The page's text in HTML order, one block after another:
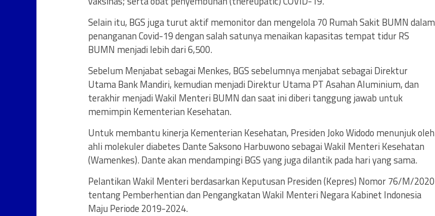
Selain itu, BGS juga turut aktif memonitor dan mengelola 70 Rumah Sakit BUMN dalam
penanganan Covid-19 dengan salah satunya menaikan kapasitas tempat tidur RS
BUMN menjadi lebih dari 6,500.
Sebelum Menjabat sebagai Menkes, BGS sebelumnya menjabat sebagai Direktur
Utama Bank Mandiri, kemudian menjadi Direktur Utama PT Asahan Aluminium, dan
terakhir menjadi Wakil Menteri BUMN dan saat ini diberi tanggung jawab untuk
memimpin Kementerian Kesehatan.
Untuk membantu kinerja Kementerian Kesehatan, Presiden Joko Widodo menunjuk oleh
ahli molekuler diabetes Dante Saksono Harbuwono sebagai Wakil Menteri Kesehatan
(Wamenkes). Dante akan mendampingi BGS yang juga dilantik pada hari yang sama.
Pelantikan Wakil Menteri berdasarkan Keputusan Presiden (Kepres) Nomor 76/M/2020
tentang Pemberhentian dan Pengangkatan Wakil Menteri Negara Kabinet Indonesia
Maju Periode 2019-2024.